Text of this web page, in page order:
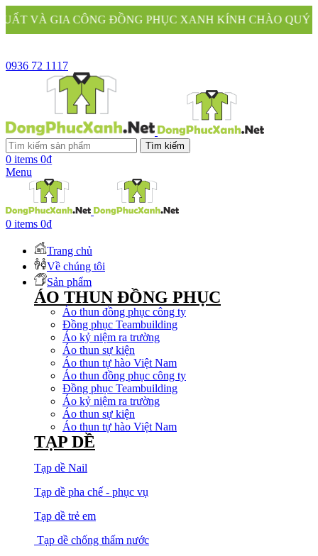
PHỤC XANH KÍNH CHÀO QUÝ KHÁCH
0936 72 1117
Tìm kiếm
0 items 0₫
Menu
0 items 0₫
Trang chủ
Về chúng tôi
Sản phẩm
ÁO THUN ĐỒNG PHỤC
Áo thun đồng phục công ty
Đồng phục Teambuilding
Áo kỷ niệm ra trường
Áo thun sự kiện
Áo thun tự hào Việt Nam
Áo thun đồng phục công ty
Đồng phục Teambuilding
Áo kỷ niệm ra trường
Áo thun sự kiện
Áo thun tự hào Việt Nam
TẠP DỀ
Tạp dề Nail
Tạp dề pha chế - phục vụ
Tạp dề trẻ em
Tạp dề chống thấm nước